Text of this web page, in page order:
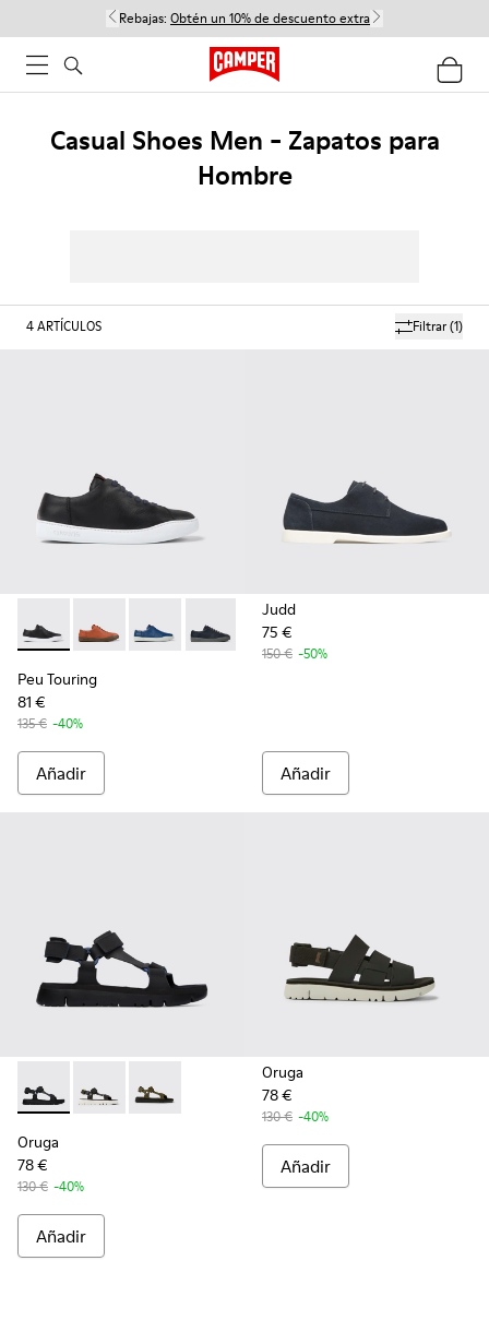
Rebajas: Obtén un 10% de descuento extra
Casual Shoes Men - Zapatos para
Hombre
Filtrar(1)
4ARTÍCULOS
Peu Touring - K100479-011 - Black
Peu Touring - K100479-062
Peu Touring - K100479-061
Peu Touring - K100479-051
Peu Touring - K100479-022
Peu Touring
81 €
135 € -40%
Añadir
Judd
75 €
150 € -50%
Añadir
Oruga - K100416-005 - Sandalia en negro para hombre
Oruga - K100416-023
Oruga - K100416-016
Oruga
78 €
130 € -40%
Añadir
Oruga
78 €
130 € -40%
Añadir